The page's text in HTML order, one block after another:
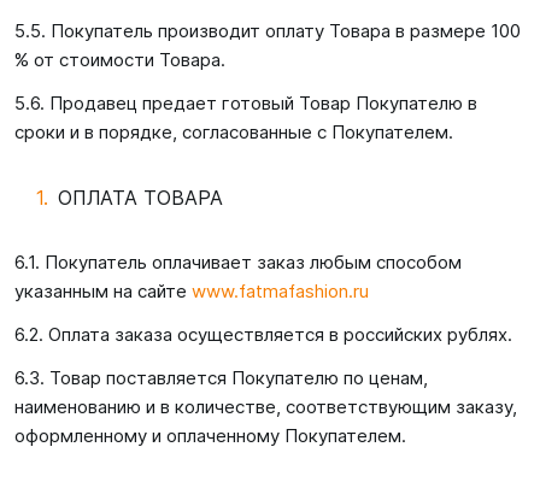
5.5. Покупатель производит оплату Товара в размере 100
% от стоимости Товара.
5.6. Продавец предает готовый Товар Покупателю в
сроки и в порядке, согласованные с Покупателем.
ОПЛАТА ТОВАРА
6.1. Покупатель оплачивает заказ любым способом
указанным на сайте www.fatmafashion.ru
6.2. Оплата заказа осуществляется в российских рублях.
6.3. Товар поставляется Покупателю по ценам,
наименованию и в количестве, соответствующим заказу,
оформленному и оплаченному Покупателем.